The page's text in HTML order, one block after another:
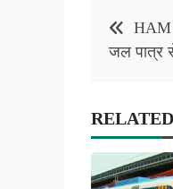
Post HAM
जल पात्र